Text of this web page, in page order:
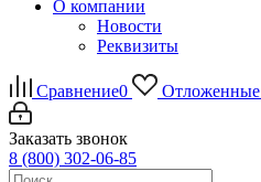
О компании
Новости
Реквизиты
Сравнение0 Отложенные
Заказать звонок
8 (800) 302-06-85